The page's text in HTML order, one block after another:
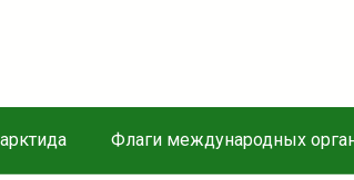
Флаги международных